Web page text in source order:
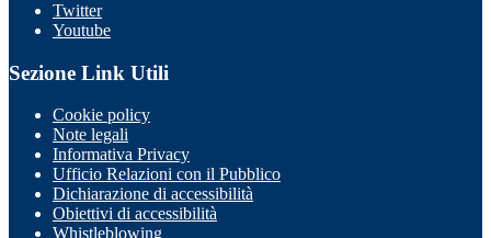
Twitter
Youtube
Sezione Link Utili
Cookie policy
Note legali
Informativa Privacy
Ufficio Relazioni con il Pubblico
Dichiarazione di accessibilità
Obiettivi di accessibilità
Whistleblowing